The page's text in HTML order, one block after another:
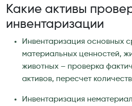
Какие активы
инвентаризации
Инвентаризация основных
материальных ценностей,
животных – проверка
активов, пересчет
Инвентаризация